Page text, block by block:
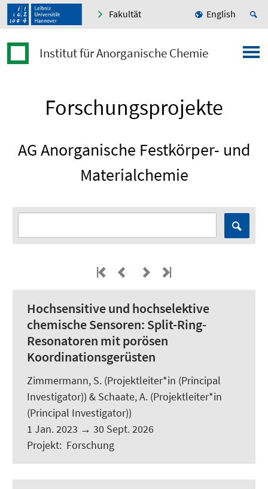
Fakultät English
Institut für Anorganische Chemie
Forschungsprojekte
AG Anorganische Festkörper- und
Materialchemie
Hochsensitive und hochselektive
chemische Sensoren: Split-Ring-
Resonatoren mit porösen
Koordinationsgerüsten
Zimmermann, S. (Projektleiter*in (Principal
Investigator)) & Schaate, A. (Projektleiter*in
(Principal Investigator))
1 Jan. 2023 → 30 Sept. 2026
Projekt: Forschung